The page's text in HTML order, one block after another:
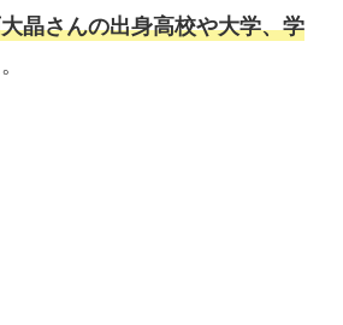
晶さんの出身高校や大学、学